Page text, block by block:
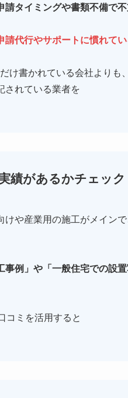
請タイミングや書類不備で
請代行やサポートに慣れて
だけ書かれている会社より
されている業者を
績があるかチェック
けや産業用の施工がメイン
事例」や「一般住宅での設
コミを活用すると